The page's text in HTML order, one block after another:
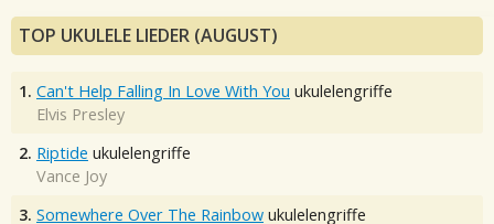
TOP UKULELE LIEDER (AUGUST)
1. Can't Help Falling In Love With You ukulelengriffe
Elvis Presley
2. Riptide ukulelengriffe
Vance Joy
3. Somewhere Over The Rainbow ukulelengriffe